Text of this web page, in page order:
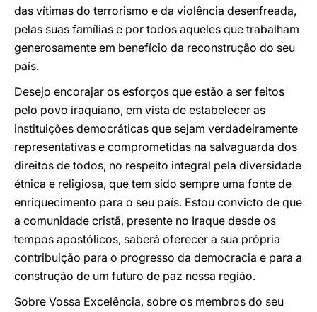
das vítimas do terrorismo e da violência desenfreada,
pelas suas famílias e por todos aqueles que trabalham
generosamente em benefício da reconstrução do seu
país.
Desejo encorajar os esforços que estão a ser feitos
pelo povo iraquiano, em vista de estabelecer as
instituições democráticas que sejam verdadeiramente
representativas e comprometidas na salvaguarda dos
direitos de todos, no respeito integral pela diversidade
étnica e religiosa, que tem sido sempre uma fonte de
enriquecimento para o seu país. Estou convicto de que
a comunidade cristã, presente no Iraque desde os
tempos apostólicos, saberá oferecer a sua própria
contribuição para o progresso da democracia e para a
construção de um futuro de paz nessa região.
Sobre Vossa Excelência, sobre os membros do seu